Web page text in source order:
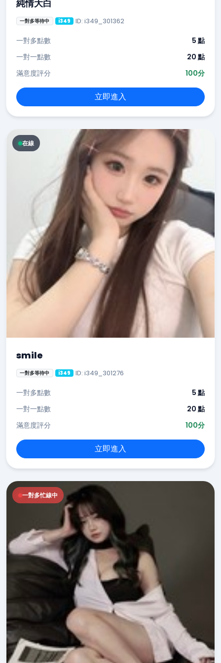
純情大白
一對多等待中 i349 ID: i349_301362
一對多點數
5 點
一對一點數
20 點
滿意度評分
100分
立即進入
在線
smile
一對多等待中 i349 ID: i349_301276
一對多點數
5 點
一對一點數
20 點
滿意度評分
100分
立即進入
一對多忙線中